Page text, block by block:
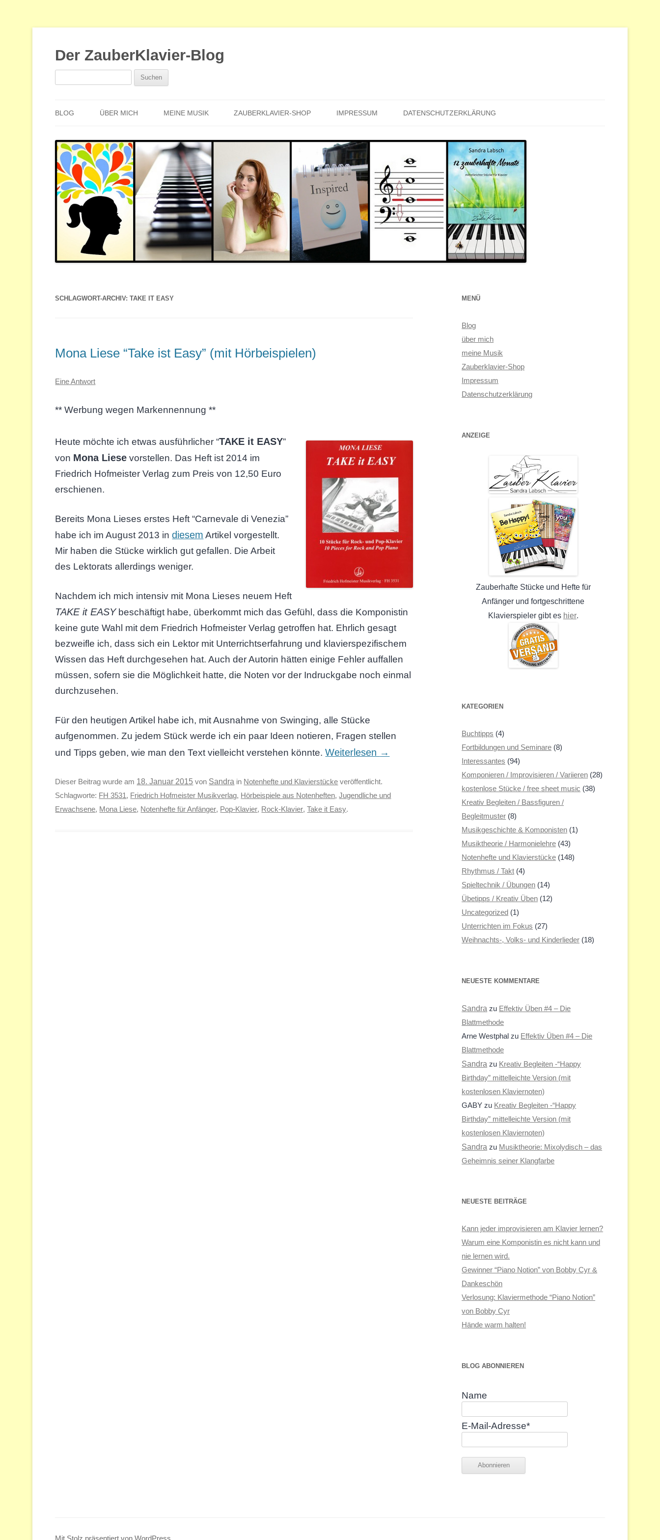
Der ZauberKlavier-Blog
Suchen
nach:
Inhalt
BLOG ÜBER MICH MEINE MUSIK ZAUBERKLAVIER-SHOP IMPRESSUM DATENSCHUTZERKLÄRUNG
SCHLAGWORT-ARCHIV:TAKE IT EASY
Mona Liese “Take ist Easy” (mit Hörbeispielen)
Eine Antwort
** Werbung wegen Markennennung **
Heute möchte ich etwas ausführlicher “TAKE it EASY”
von Mona Liese vorstellen. Das Heft ist 2014 im
Friedrich Hofmeister Verlag zum Preis von 12,50 Euro
erschienen.
Bereits Mona Lieses erstes Heft “Carnevale di Venezia”
habe ich im August 2013 indiesem Artikel vorgestellt.
Mir haben die Stücke wirklich gut gefallen. Die Arbeit
des Lektorats allerdings weniger.
Nachdem ich mich intensiv mit Mona Lieses neuem Heft
TAKE it EASYbeschäftigt habe, überkommt mich das Gefühl, dass die Komponistin
keine gute Wahl mit dem Friedrich Hofmeister Verlag getroffen hat. Ehrlich gesagt
bezweifle ich, dass sich ein Lektor mit Unterrichtserfahrung und klavierspezifischem
Wissen das Heft durchgesehen hat. Auch der Autorin hätten einige Fehler auffallen
müssen, sofern sie die Möglichkeit hatte, die Noten vor der Indruckgabe noch einmal
durchzusehen.
Für den heutigen Artikel habe ich, mit Ausnahme von Swinging, alle Stücke
aufgenommen. Zu jedem Stück werde ich ein paar Ideen notieren, Fragen stellen
und Tipps geben, wie man den Text vielleicht verstehen könnte.Weiterlesen →
Dieser Beitrag wurde am 18. Januar 2015 von Sandra in Notenhefte und Klavierstücke veröffentlicht.
Schlagworte: FH 3531, Friedrich Hofmeister Musikverlag, Hörbeispiele aus Notenheften,Jugendliche und
Erwachsene, Mona Liese, Notenhefte für Anfänger, Pop-Klavier, Rock-Klavier,Take it Easy.
MENÜ
Blog
über mich
meine Musik
Zauberklavier-Shop
Impressum
Datenschutzerklärung
ANZEIGE
Zauberhafte Stücke und Hefte für
Anfänger und fortgeschrittene
Klavierspieler gibt es hier.
KATEGORIEN
Buchtipps (4)
Fortbildungen und Seminare (8)
Interessantes (94)
Komponieren / Improvisieren / Variieren (28)
kostenlose Stücke / free sheet music (38)
Kreativ Begleiten / Bassfiguren /
Begleitmuster (8)
Musikgeschichte & Komponisten (1)
Musiktheorie / Harmonielehre (43)
Notenhefte und Klavierstücke (148)
Rhythmus / Takt (4)
Spieltechnik / Übungen (14)
Übetipps / Kreativ Üben (12)
Uncategorized (1)
Unterrichten im Fokus (27)
Weihnachts-, Volks- und Kinderlieder (18)
NEUESTE KOMMENTARE
Sandra zu Effektiv Üben #4 – Die
Blattmethode
Arne Westphal zu Effektiv Üben #4 – Die
Blattmethode
Sandra zu Kreativ Begleiten -“Happy
Birthday” mittelleichte Version (mit
kostenlosen Klaviernoten)
GABY zu Kreativ Begleiten -“Happy
Birthday” mittelleichte Version (mit
kostenlosen Klaviernoten)
Sandra zu Musiktheorie: Mixolydisch – das
Geheimnis seiner Klangfarbe
NEUESTE BEITRÄGE
Kann jeder improvisieren am Klavier lernen?
Warum eine Komponistin es nicht kann und
nie lernen wird.
Gewinner “Piano Notion” von Bobby Cyr &
Dankeschön
Verlosung: Klaviermethode “Piano Notion”
von Bobby Cyr
Hände warm halten!
BLOG ABONNIEREN
Name
E-Mail-Adresse*